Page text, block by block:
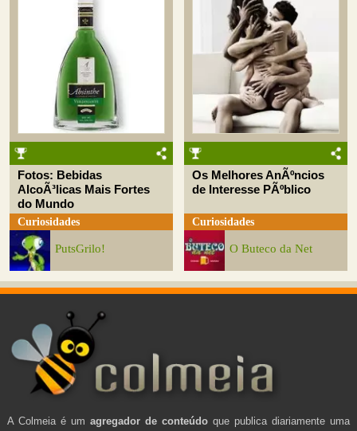
Fotos: Bebidas
AlcoÃ³licas Mais Fortes
do Mundo
Curiosidades
PutsGrilo!
Os Melhores AnÃºncios
de Interesse PÃºblico
Curiosidades
O Buteco da Net
A Colmeia é um agregador de conteúdo que publica diariamente uma